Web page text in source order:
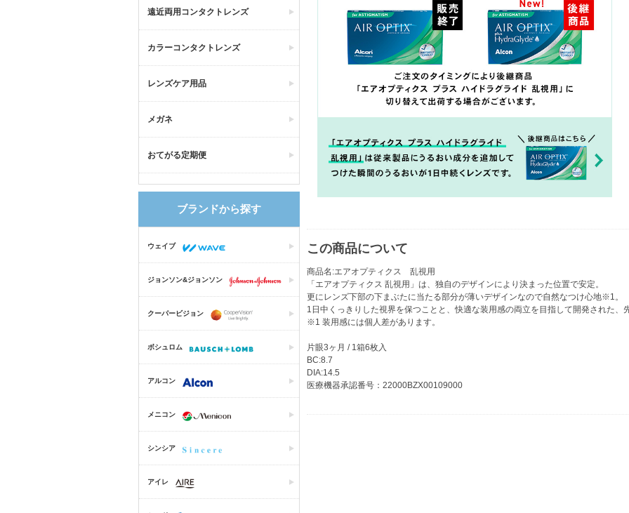
遠近両用コンタクトレンズ
カラーコンタクトレンズ
レンズケア用品
メガネ
おてがる定期便
ブランドから探す
ウェイブ
ジョンソン&ジョンソン
クーパービジョン
ボシュロム
アルコン
メニコン
シンシア
アイレ
この商品について
商品名:エアオプティクス 乱視用
「エアオプティクス 乱視用」は、独自のデザインにより決まった位置で安定。
更にレンズ下部の下まぶたに当たる部分が薄いデザインなので自然なつけ心地※1。
1日中くっきりした視界を保つことと、快適な装用感の両立を目指して開発された、
※1 装用感には個人差があります。
片眼3ヶ月 / 1箱6枚入
BC:8.7
DIA:14.5
医療機器承認番号：22000BZX00109000